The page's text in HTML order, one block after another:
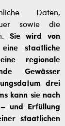
Daten,
sowie die
Sie wird von
staatliche
regionale
Gewässer
drei
kann sie nach
und Erfüllung
staatlichen